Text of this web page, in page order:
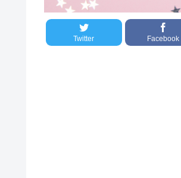
Twitter Facebook